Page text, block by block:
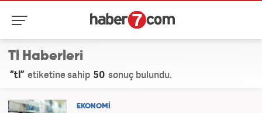
Tl Haberleri
“tl” etiketine sahip 50 sonuç bulundu.
EKONOMİ